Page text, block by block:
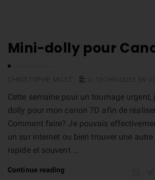
Mini-dolly pour
Cette semaine pour un tournage urgent,
dolly pour mon canon 7D afin de
Comment faire? Je pouvais
un sur internet ou bien trouver une
rapide et souvent …
Continue reading